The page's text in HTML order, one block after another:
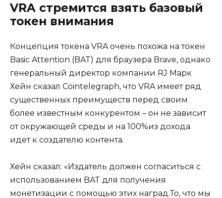
VRA стремится взять базовый
токен внимания
Концепция токена VRA очень похожа на токен
Basic Attention (BAT) для браузера Brave, однако
генеральный директор компании RJ Марк
Хейн сказал Cointelegraph, что VRA имеет ряд
существенных преимуществ перед своим
более известным конкурентом – он не зависит
от окружающей среды и на 100%из дохода
идет к создателю контента.
Хейн сказал: «Издатель должен согласиться с
использованием BAT для получения
монетизации с помощью этих наград.То, что мы